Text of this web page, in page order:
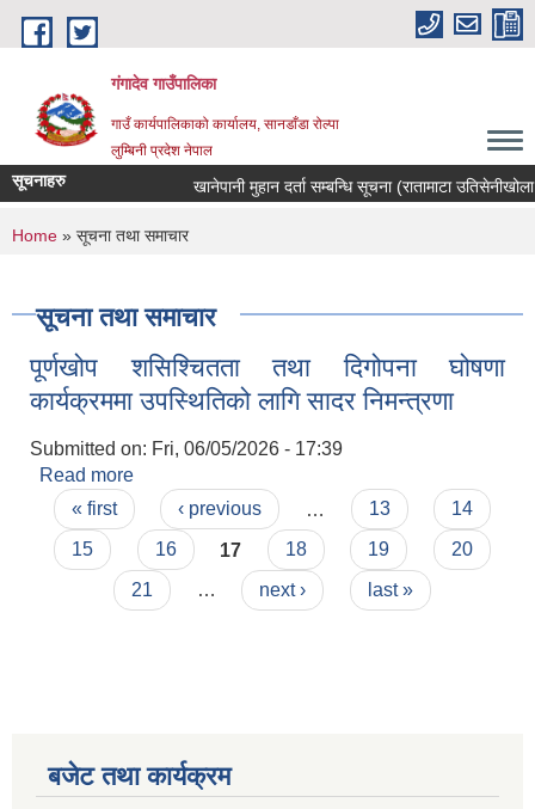
Skip to main content
गंगादेव गाउँपालिका
गाउँ कार्यपालिकाको कार्यालय, सानडाँडा रोल्पा
लुम्बिनी प्रदेश नेपाल
सूचनाहरु खानेपानी मुहान दर्ता सम्बन्धि सूचना (रातामाटा उतिसेनीखोला
You are here
Home » सूचना तथा समाचार
सूचना तथा समाचार
पूर्णखोप शसिश्चितता तथा दिगोपना घोषणा
कार्यक्रममा उपस्थितिको लागि सादर निमन्त्रणा
Submitted on: Fri, 06/05/2026 - 17:39
Read more
कार्यक्रममा उपस्थितिको लागि सादर निमन्त्रणा
Pages
« first ‹ previous 13
14
15
16 17 18 19
20
21
… next › last »
बजेट तथा कार्यक्रम